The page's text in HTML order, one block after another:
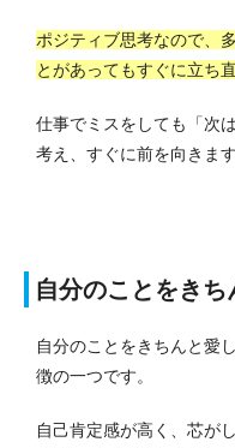
ポジティブ思考なので、
とがあってもすぐに立ち
仕事でミスをしても「次
考え、すぐに前を向きます
自分のことをき
自分のことをきちんと愛
徴の一つです。
自己肯定感が高く、芯が